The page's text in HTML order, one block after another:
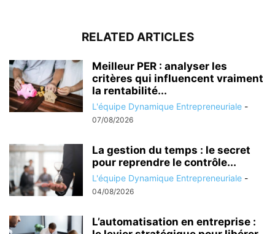
RELATED ARTICLES
Meilleur PER : analyser les
critères qui influencent vraiment
la rentabilité...
L'équipe Dynamique Entrepreneuriale -
07/08/2026
La gestion du temps : le secret
pour reprendre le contrôle...
L'équipe Dynamique Entrepreneuriale -
04/08/2026
L’automatisation en entreprise :